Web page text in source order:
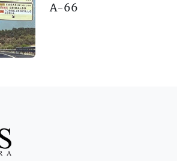
A-66